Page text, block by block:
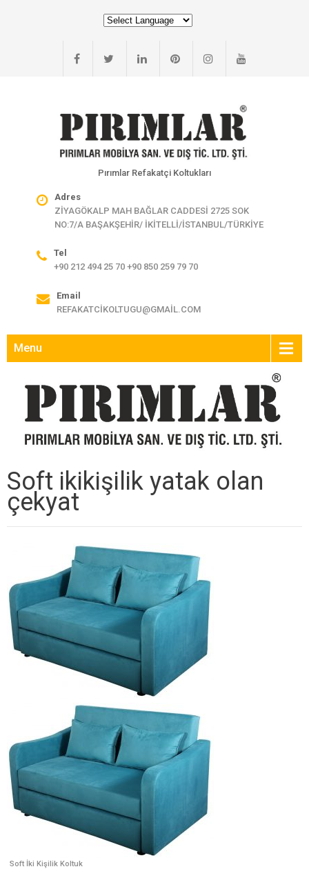
Pırımlar Refakatçi Koltukları
Adres
ZİYAGÖKALP MAH BAĞLAR CADDESİ 2725 SOK
NO:7/A BAŞAKŞEHİR/ İKİTELLİ/İSTANBUL/TÜRKİYE
Tel
+90 212 494 25 70 +90 850 259 79 70
Email
REFAKATCIKOLTUGU@GMAIL.COM
Menu
Soft ikikişilik yatak olan
çekyat
Soft İki Kişilik Koltuk